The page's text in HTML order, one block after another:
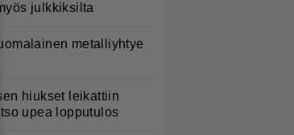
julkkiksilta
metalliyhtye
hiukset leikattiin
upea lopputulos